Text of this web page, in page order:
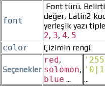
font
Font türü.
değer, Latin2
yerleşik yazı
2, 3, 4, 5
color Çizimin rengi.
Seçenekler
red,
solomon,
blue ...
...